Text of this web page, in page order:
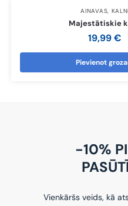
AINAVAS, KALNI
Majestātiskie
19,99€
Pievienot
-10%
Vienkāršs veids, kā